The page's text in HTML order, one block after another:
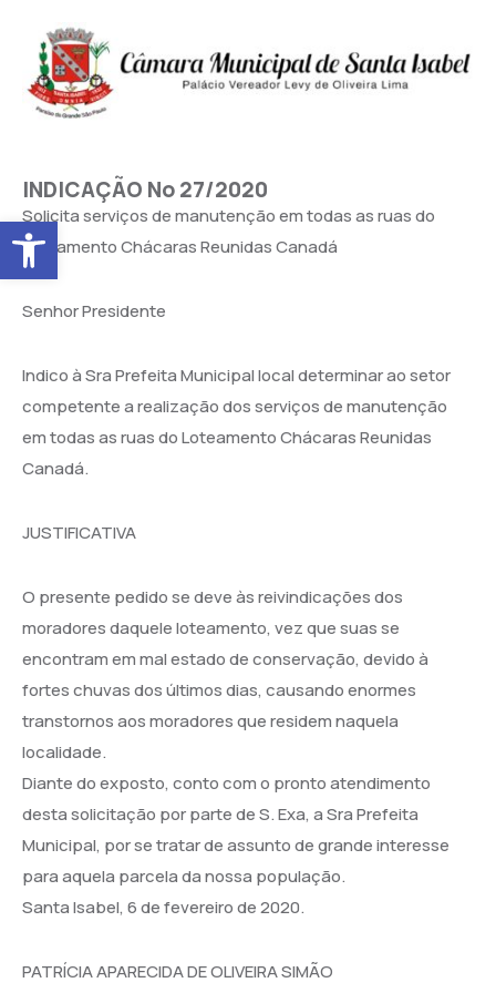
Abrir a barra de ferramentas
INDICAÇÃO No 27/2020
Solicita serviços de manutenção em todas as ruas do
Loteamento Chácaras Reunidas Canadá
Senhor Presidente
Indico à Sra Prefeita Municipal local determinar ao setor
competente a realização dos serviços de manutenção
em todas as ruas do Loteamento Chácaras Reunidas
Canadá.
JUSTIFICATIVA
O presente pedido se deve às reivindicações dos
moradores daquele loteamento, vez que suas se
encontram em mal estado de conservação, devido à
fortes chuvas dos últimos dias, causando enormes
transtornos aos moradores que residem naquela
localidade.
Diante do exposto, conto com o pronto atendimento
desta solicitação por parte de S. Exa, a Sra Prefeita
Municipal, por se tratar de assunto de grande interesse
para aquela parcela da nossa população.
Santa Isabel, 6 de fevereiro de 2020.
PATRÍCIA APARECIDA DE OLIVEIRA SIMÃO